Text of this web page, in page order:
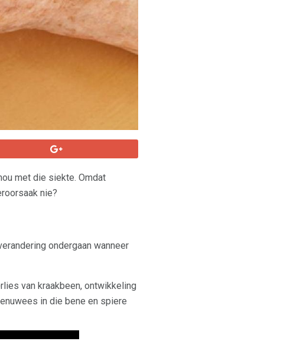
met die siekte. Omdat
nie?
ondergaan wanneer
van kraakbeen, ontwikkeling
in die bene en spiere